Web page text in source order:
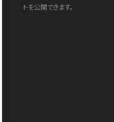
トを公開できます。